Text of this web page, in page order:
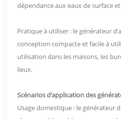
dépendance aux eaux de surface
Pratique à utiliser : le générateur
conception compacte et facile à
utilisation dans les maisons, les
lieux.
Scénarios d'application des
Usage domestique : le générateur